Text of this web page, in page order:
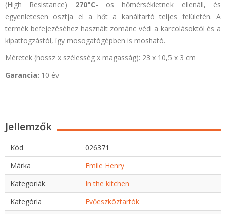
(High Resistance)
270°C- os hőmérsékletnek ellenáll, és
egyenletesen osztja el a hőt a kanáltartó teljes felületén. A
termék befejezéséhez használt zománc védi a karcolásoktól és a
kipattogzástól, így mosogatógépben is mosható.
Méretek (hossz x szélesség x magasság): 23 x 10,5 x 3 cm
Garancia: 10 év
Jellemzők
Kód
026371
Márka
Emile Henry
Kategoriák
In the kitchen
Kategória
Evőeszköztartók